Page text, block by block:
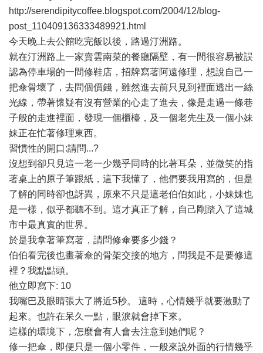
http://serendipitycoffee.blogspot.com/2004/12/blog-
post_110409136333489921.html
今天晚上去公館吃完飯以後，路過汀洲路。
就在汀洲路上一家賣雲南菜的餐廳隔壁，有一間很容易被誤
認為停車場的一間修鞋店，招牌寫著阿遠修理，想說自己一
把傘骨壞了，去問個價錢，雖然進去前只見到裡面透出一絲
光線，帶著懷疑有沒有營業的心走了進去，像是走過一條巷
子般的走進裡面，發現一個櫃檯，及一個老先生及一個小妹
妹正在忙著修理東西。
習慣性的開口:請問...?
沒想到卻只見這一老一少幾乎同時的比著耳朵，並微笑的指
著桌上的原子筆跟紙，這下我懂了，他們要我用寫的，但是
了解的同時卻也訝異，原來不只是這老伯伯如此，小妹妹也
是一樣，似乎都聽不到。這才真正了解，自己剛踏入了這城
市中最真實的世界。
於是我拿著筆寫著，請問修傘要多少錢？
伯伯看完後也畫著傘的骨架交接的地方，問我是不是要修這
裡？我點點頭。
他立即寫下: 10
我嘴巴及眼睛張大了將近5秒。 這時，心情幾乎就要激動了
起來。也許在呆久一點，眼淚就會掉下來。
這樣的環境下，怎麼會有人會去注意到她們呢？
修一把傘，即便只是一個小零件，一般來說外面的行情幾乎